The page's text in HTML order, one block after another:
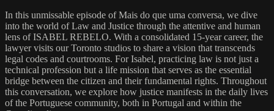
In this unmissable episode of Mais do que uma conversa, we dive
into the world of Law and Justice through the attentive and human
lens of ISABEL REBELO. With a consolidated 15-year career, the
lawyer visits our Toronto studios to share a vision that transcends
legal codes and courtrooms. For Isabel, practicing law is not just a
technical profession but a life mission that serves as the essential
bridge between the citizen and their fundamental rights. Throughout
this conversation, we explore how justice manifests in the daily lives
of the Portuguese community, both in Portugal and within the